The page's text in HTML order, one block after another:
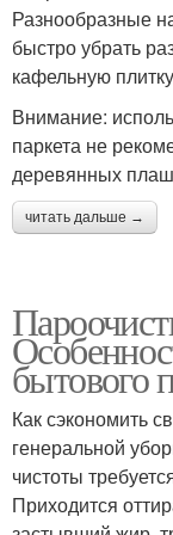
Разнообразные
быстро убрать
кафельную
Внимание:
паркета не
деревянных
читать дальше →
бытового
Как сэкономить
генеральной
чистоты
Приходится